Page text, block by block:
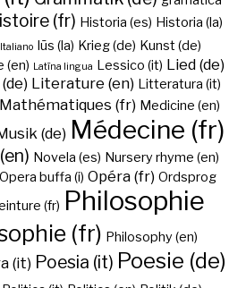
(fr) Historia (es) Historia (la)
Italiano Iūs (la) Krieg (de) Kunst (de)
(en) Latīna lingua Lessico (it) Lied (de)
Literature (en) Litteratura (it)
Mathématiques (fr) Medicine (en)
(de) Médecine (fr)
Novela (es) Nursery rhyme (en)
Opera buffa (i) Opéra (fr) Ordsprog
(fr) Philosophie
(fr) Philosophy (en)
(it) Poesia (it) Poesie (de)